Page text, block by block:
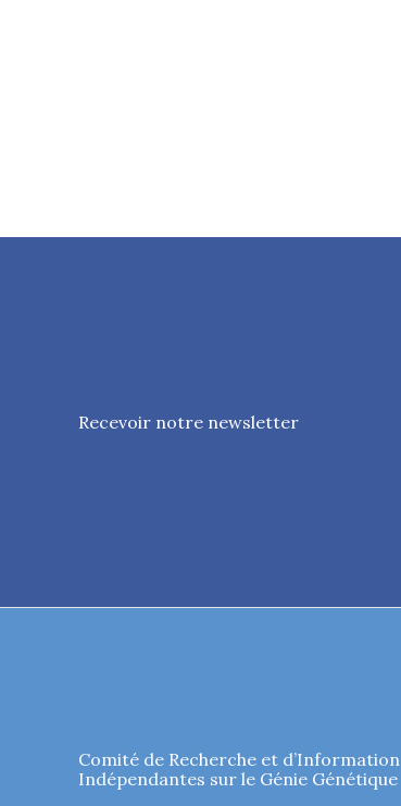
Recevoir notre newsletter
Comité de Recherche et d’Information
Indépendantes sur le Génie Génétique